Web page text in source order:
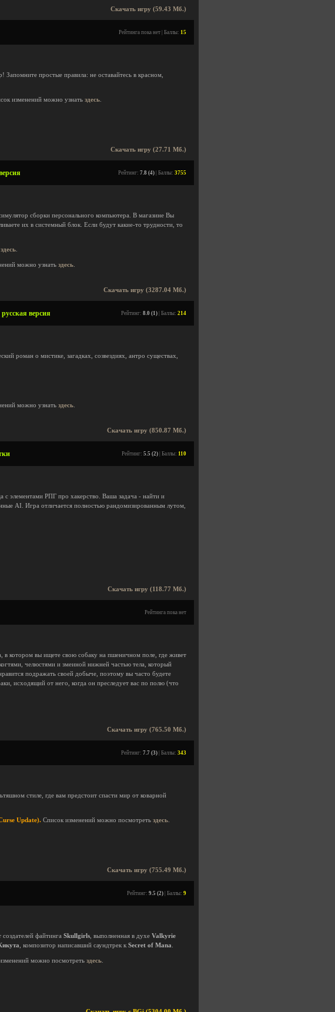
Скачать игру (59.43 Мб.)
Рейтинга пока нет | Баллы: 15
простые правила: не оставайтесь в красном,
изменений можно узнать здесь
Скачать игру (27.71 Мб.)
Рейтинг: 7.8 (4) | Баллы: 3755
сборки персонального компьютера. В магазине Вы
их в системный блок. Если будут какие-то трудности, то
здесь
можно узнать здесь
Скачать игру (3287.04 Мб.)
версия Рейтинг: 8.0 (1) | Баллы: 214
роман о мистике, загадках, созвездиях, антро существах,
можно узнать здесь
Скачать игру (850.87 Мб.)
Рейтинг: 5.5 (2) | Баллы: 110
с элементами РПГ про хакерство. Ваша задача - найти и
AI. Игра отличается полностью рандомизированным лутом,
Скачать игру (118.77 Мб.)
Рейтинга пока нет
в котором вы ищете свою собаку на пшеничном поле, где живет
челюстями и змеиной нижней частью тела, который
подражать своей добыче, поэтому вы часто будете
исходящий от него, когда он преследует вас по полю (что
Скачать игру (765.50 Мб.)
Рейтинг: 7.7 (3) | Баллы: 343
стиле, где вам предстоит спасти мир от коварной
Update). Список изменений можно посмотреть здесь
Скачать игру (755.49 Мб.)
Рейтинг: 9.5 (2) | Баллы: 9
создателей файтинга Skullgirls , выполненная в духе Valkyrie
, композитор написавший саундтрек к Secret of Mana
можно посмотреть здесь